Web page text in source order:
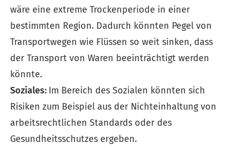
wäre eine extreme Trockenperiode in einer
bestimmten Region. Dadurch könnten Pegel von
Transportwegen wie Flüssen so weit sinken, dass
der Transport von Waren beeinträchtigt werden
könnte.
Soziales: Im Bereich des Sozialen könnten sich
Risiken zum Beispiel aus der Nichteinhaltung von
arbeitsrechtlichen Standards oder des
Gesundheitsschutzes ergeben.